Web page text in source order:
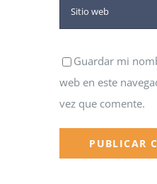
Guardar mi
web en este
vez que comente.